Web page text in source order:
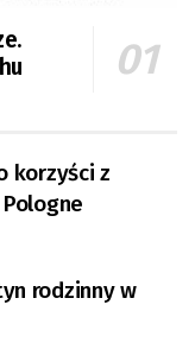
korzyści z
rodzinny w